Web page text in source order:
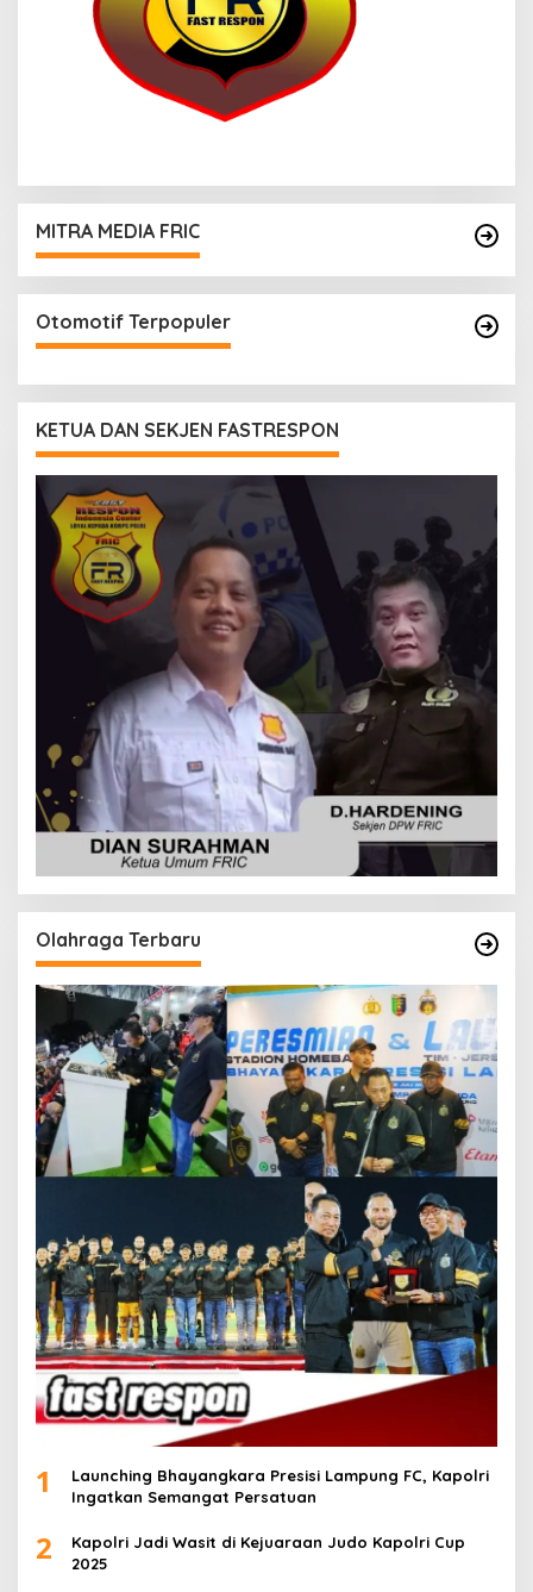
MITRA MEDIA FRIC
Otomotif Terpopuler
KETUA DAN SEKJEN FASTRESPON
Olahraga Terbaru
1
Launching Bhayangkara Presisi Lampung FC, Kapolri
Ingatkan Semangat Persatuan
2
Kapolri Jadi Wasit di Kejuaraan Judo Kapolri Cup
2025